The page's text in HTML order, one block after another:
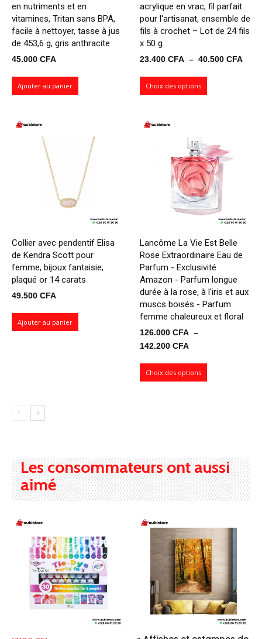
en nutriments et en
vitamines, Tritan sans BPA,
facile à nettoyer, tasse à jus
de 453,6 g, gris anthracite
45.000 CFA
Ajouter au panier
acrylique en vrac, fil parfait
pour l'artisanat, ensemble de
fils à crochet – Lot de 24 fils
x 50 g
23.400 CFA – 40.500 CFA
Choix des options
Collier avec pendentif Elisa
de Kendra Scott pour
femme, bijoux fantaisie,
plaqué or 14 carats
49.500 CFA
Ajouter au panier
Lancôme La Vie Est Belle
Rose Extraordinaire Eau de
Parfum - Exclusivité
Amazon - Parfum longue
durée à la rose, à l'iris et aux
muscs boisés - Parfum
femme chaleureux et floral
126.000 CFA –
142.200 CFA
prix :
Choix des options
Les consommateurs ont aussi
aimé